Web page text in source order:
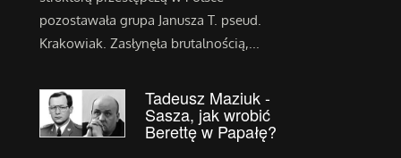
pozostawała grupa Janusza T. pseud.
Krakowiak. Zasłynęła brutalnością,...
Tadeusz Maziuk -
Sasza, jak wrobić
Berettę w Papałę?